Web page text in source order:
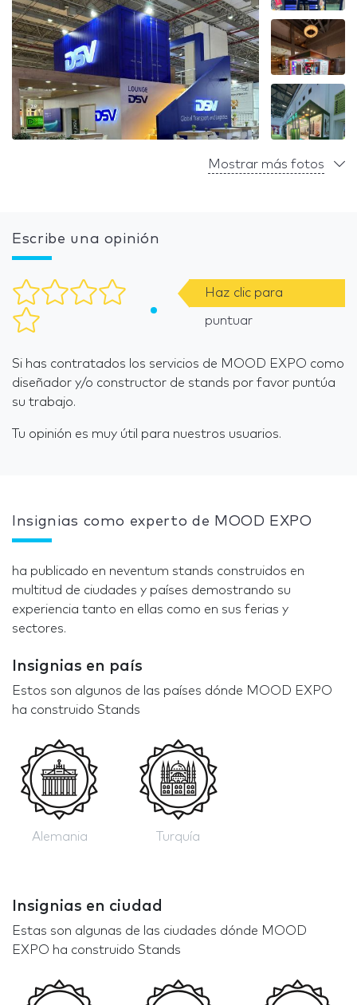
Mostrar más fotos
Escribe una opinión
Haz clic para
puntuar
Si has contratados los servicios de MOOD EXPO como
diseñador y/o constructor de stands por favor puntúa
su trabajo.
Tu opinión es muy útil para nuestros usuarios.
Insignias como experto de MOOD EXPO
ha publicado en neventum stands construidos en
multitud de ciudades y países demostrando su
experiencia tanto en ellas como en sus ferias y
sectores.
Insignias en país
Estos son algunos de las países dónde MOOD EXPO
ha construido Stands
Alemania Turquía
Insignias en ciudad
Estas son algunas de las ciudades dónde MOOD
EXPO ha construido Stands